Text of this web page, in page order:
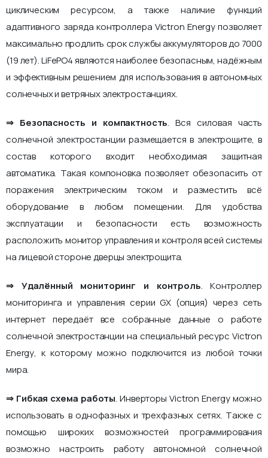
циклическим ресурсом, а также наличие функций
адаптивного заряда контроллера Victron Energy позволяет
максимально продлить срок службы аккумуляторов до 7000
(19 лет). LiFePO4 являются наиболее безопасным, надёжным
и эффективным решением для использования в автономных
солнечных и ветряных электростанциях.
⇒ Безопасность и компактность. Вся силовая часть
солнечной электростанции размещается в электрощите, в
состав которого входит необходимая защитная
автоматика. Такая компоновка позволяет обезопасить от
поражения электрическим током и разместить всё
оборудование в любом помещении. Для удобства
эксплуатации и безопасности есть возможность
расположить монитор управления и контроля всей системы
на лицевой стороне дверцы электрощита.
⇒ Удалённый мониторинг и контроль. Контроллер
мониторинга и управления серии GX (опция) через сеть
интернет передаёт все собранные данные о работе
солнечной электростанции на специальный ресурс Victron
Energy, к которому можно подключится из любой точки
мира.
⇒ Гибкая схема работы. Инверторы Victron Energy можно
использовать в однофазных и трехфазных сетях. Также с
помощью широких возможностей программирования
возможно настроить работу автономной солнечной